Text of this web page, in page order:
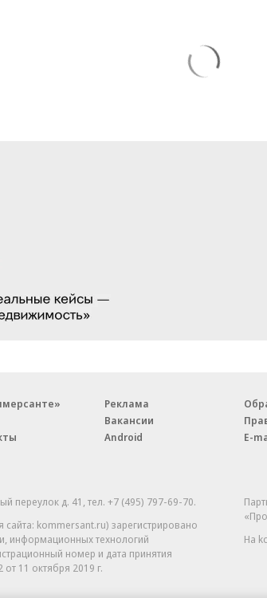
Реклама
Вакансии
Android
E-
переулок д. 41,тел. +7 (495) 797-69-70.
kommersant.ru) зарегистрировано
информационных технологий
номер и дата принятия
от 11 октября 2019 г.
На